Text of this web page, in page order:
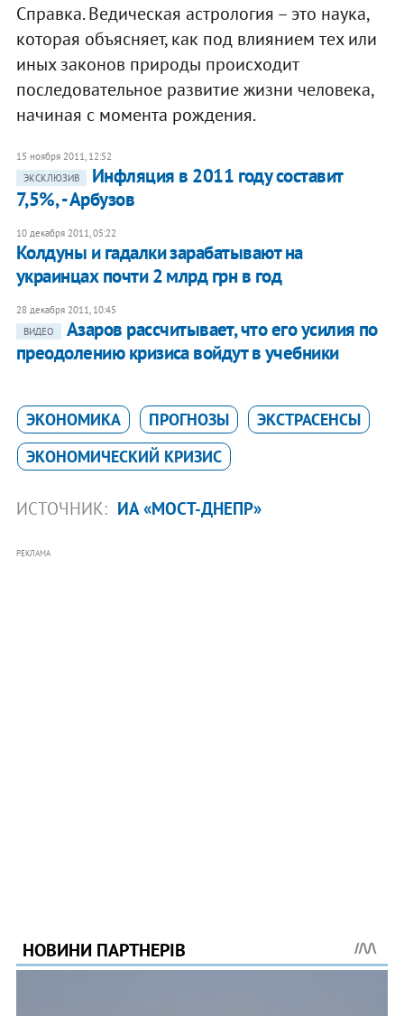
Справка. Ведическая астрология – это наука,
которая объясняет, как под влиянием тех или
иных законов природы происходит
последовательное развитие жизни человека,
начиная с момента рождения.
15 ноября 2011, 12:52
ЭКСКЛЮЗИВ
Инфляция в 2011 году составит
7,5%, - Арбузов
10 декабря 2011, 05:22
Колдуны и гадалки зарабатывают на
украинцах почти 2 млрд грн в год
28 декабря 2011, 10:45
ВИДЕО
Азаров рассчитывает, что его усилия по
преодолению кризиса войдут в учебники
ЭКОНОМИКА ПРОГНОЗЫ
ЭКСТРАСЕНСЫ
ЭКОНОМИЧЕСКИЙ КРИЗИС
ИСТОЧНИК: ИА «МОСТ-ДНЕПР»
РЕКЛАМА